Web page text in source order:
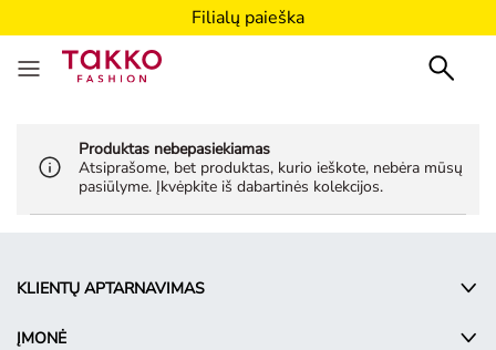
Filialų paieška
Produktas nebepasiekiamas
Atsiprašome, bet produktas, kurio ieškote, nebėra mūsų
pasiūlyme. Įkvėpkite iš dabartinės kolekcijos.
KLIENTŲ APTARNAVIMAS
ĮMONĖ